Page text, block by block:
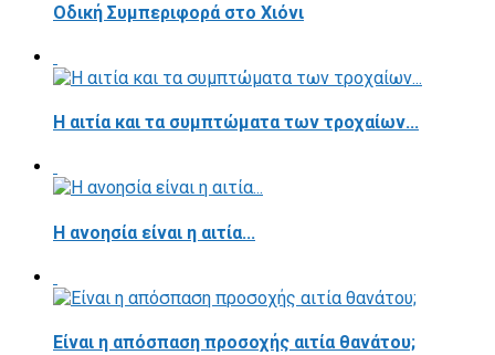
Οδική Συμπεριφορά στο Χιόνι
Η αιτία και τα συμπτώματα των τροχαίων...
Η ανοησία είναι η αιτία...
Είναι η απόσπαση προσοχής αιτία θανάτου;